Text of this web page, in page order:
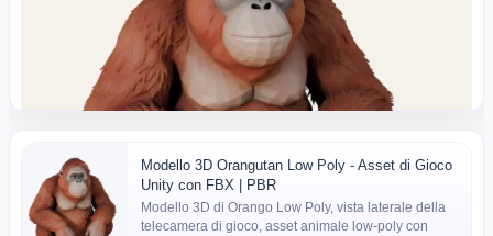
Schermo intero
Crea una base
Modello 3D Orangutan Low Poly - Asset di Gioco
Unity con FBX | PBR
Modello 3D di Orango Low Poly, vista laterale della
telecamera di gioco, asset animale low-poly con